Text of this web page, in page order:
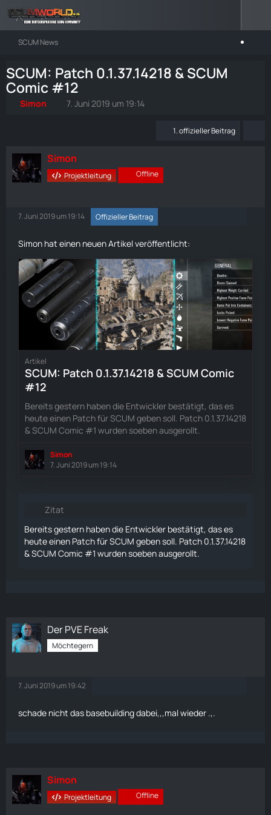
SCUM News
SCUM: Patch 0.1.37.14218 & SCUM
Comic #12
Simon 7. Juni 2019 um 19:14
1. offizieller Beitrag
Simon
Projektleitung Offline
7. Juni 2019 um 19:14 Offizieller Beitrag
Simon hat einen neuen Artikel veröffentlicht:
Artikel
SCUM: Patch 0.1.37.14218 & SCUM Comic
#12
Bereits gestern haben die Entwickler bestätigt, das es
heute einen Patch für SCUM geben soll. Patch 0.1.37.14218
& SCUM Comic #1 wurden soeben ausgerollt.
Simon
7. Juni 2019 um 19:14
Zitat
Bereits gestern haben die Entwickler bestätigt, das es
heute einen Patch für SCUM geben soll. Patch 0.1.37.14218
& SCUM Comic #1 wurden soeben ausgerollt.
Der PVE Freak
Möchtegern
7. Juni 2019 um 19:42
schade nicht das basebuilding dabei,,,mal wieder .,.
Simon
Projektleitung Offline